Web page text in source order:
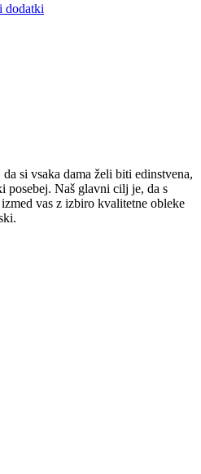
dodatki
si vsaka dama želi biti edinstvena,
posebej. Naš glavni cilj je, da s
vas z izbiro kvalitetne obleke